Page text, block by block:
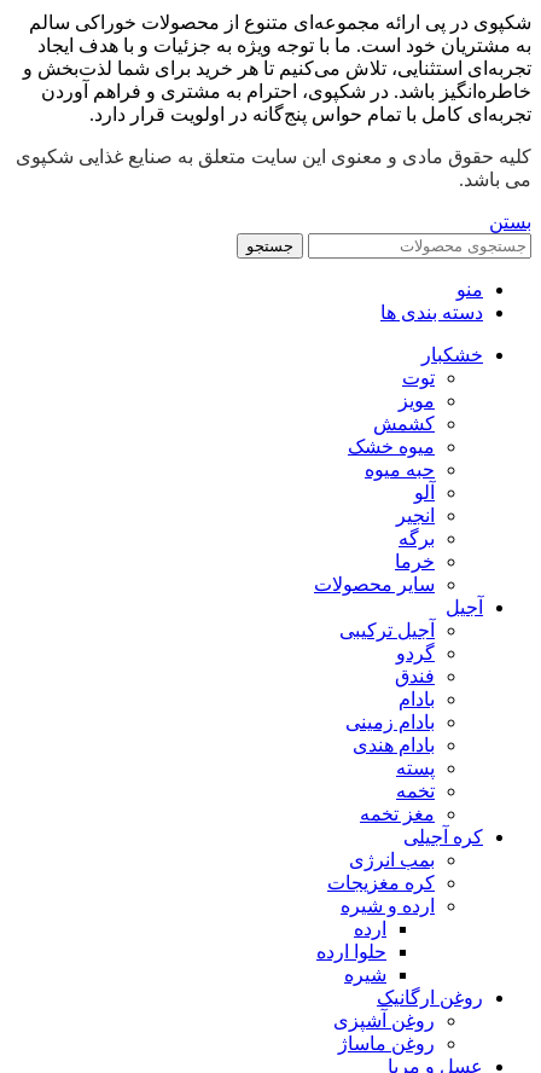
شکپوی در پی ارائه مجموعه‌ای متنوع از محصولات خوراکی سالم
به مشتریان خود است. ما با توجه ویژه به جزئیات و با هدف ایجاد
تجربه‌ای استثنایی، تلاش می‌کنیم تا هر خرید برای شما لذت‌بخش و
خاطره‌انگیز باشد. در شکپوی، احترام به مشتری و فراهم آوردن
تجربه‌ای کامل با تمام حواس پنج‌گانه در اولویت قرار دارد.
کلیه حقوق مادی و معنوی این سایت متعلق به صنایع غذایی شکپوی
می باشد.
بستن
جستجو
منو
دسته بندی ها
خشکبار
توت
مویز
کشمش
میوه خشک
حبه میوه
آلو
انجیر
برگه
خرما
سایر محصولات
آجیل
آجیل ترکیبی
گردو
فندق
بادام
بادام زمینی
بادام هندی
پسته
تخمه
مغز تخمه
کره آجیلی
بمب انرژی
کره مغزیجات
ارده و شیره
ارده
حلوا ارده
شیره
روغن ارگانیک
روغن آشپزی
روغن ماساژ
عسل و مربا